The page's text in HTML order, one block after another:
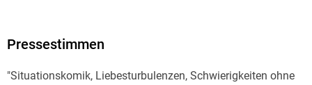
Pressestimmen
"Situationskomik, Liebesturbulenzen, Schwierigkeiten ohne